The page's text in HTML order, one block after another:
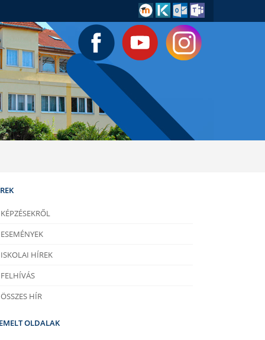
KÉPZÉSEKRŐL
ESEMÉNYEK
ISKOLAI HÍREK
FELHÍVÁS
ÖSSZES HÍR
OLDALAK